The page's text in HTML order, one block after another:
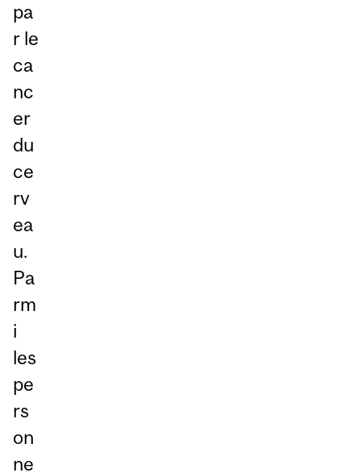
pa
r le
ca
nc
er
du
ce
rv
ea
u.
Pa
rm
i
les
pe
rs
on
ne